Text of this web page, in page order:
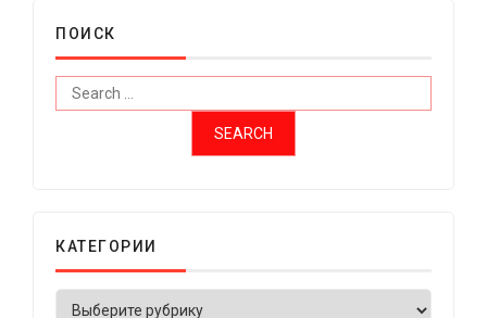
ПОИСК
КАТЕГОРИИ